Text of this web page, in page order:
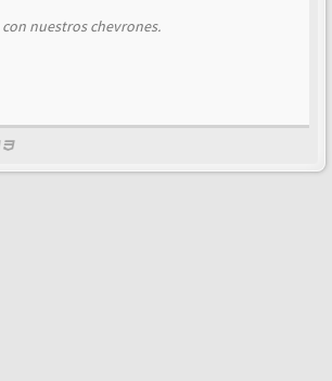
nuestros chevrones.